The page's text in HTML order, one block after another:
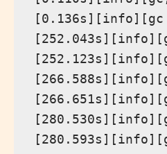
[0.136s][info][gc